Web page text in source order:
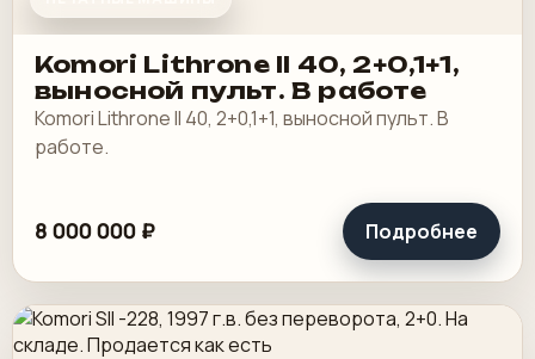
Komori Lithrone II 40, 2+0,1+1,
выносной пульт. В работе
Komori Lithrone II 40, 2+0,1+1, выносной пульт. В
работе.
8 000 000 ₽ Подробнее